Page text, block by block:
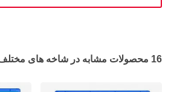
16 محصولات مشابه در شاخه های مختلف: